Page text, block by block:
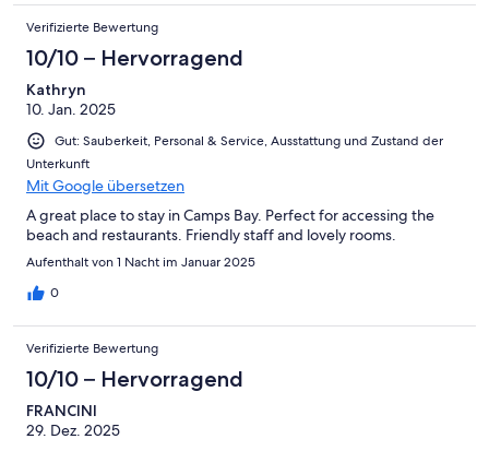
Verifizierte Bewertung
10/10 – Hervorragend
Kathryn
10. Jan. 2025
Gut: Sauberkeit, Personal & Service, Ausstattung und Zustand der
Unterkunft
Mit Google übersetzen
A great place to stay in Camps Bay. Perfect for accessing the
beach and restaurants. Friendly staff and lovely rooms.
Aufenthalt von 1 Nacht im Januar 2025
0
Verifizierte Bewertung
10/10 – Hervorragend
FRANCINI
29. Dez. 2025